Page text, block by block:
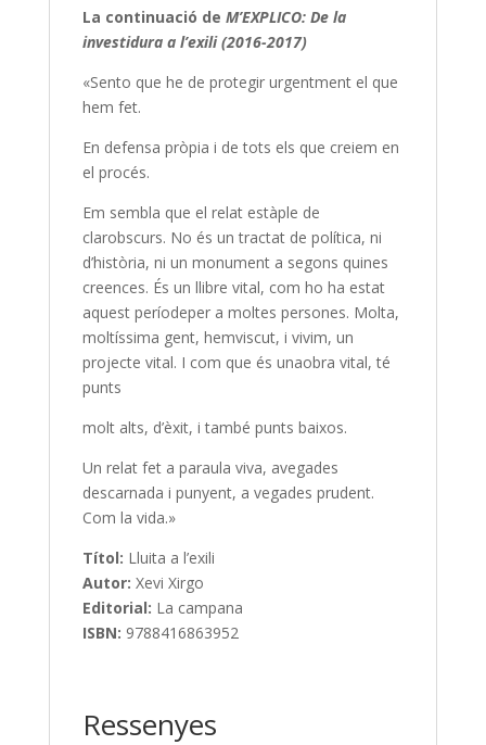
La continuació de M’EXPLICO: De la
investidura a l’exili (2016-2017)
«Sento que he de protegir urgentment el que
hem fet.
En defensa pròpia i de tots els que creiem en
el procés.
Em sembla que el relat estàple de
clarobscurs. No és un tractat de política, ni
d’història, ni un monument a segons quines
creences. És un llibre vital, com ho ha estat
aquest períodeper a moltes persones. Molta,
moltíssima gent, hemviscut, i vivim, un
projecte vital. I com que és unaobra vital, té
punts
molt alts, d’èxit, i també punts baixos.
Un relat fet a paraula viva, avegades
descarnada i punyent, a vegades prudent.
Com la vida.»
Títol: Lluita a l’exili
Autor: Xevi Xirgo
Editorial: La campana
ISBN: 9788416863952
Ressenyes